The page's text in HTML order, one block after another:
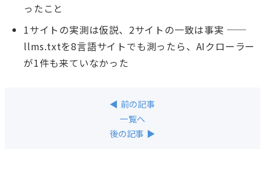
ったこと
1サイトの実測は仮説、2サイトの一致は事実 ──
llms.txtを8言語サイトでも測ったら、AIクローラー
が1件も来ていなかった
◀ 前の記事
一覧へ
後の記事 ▶